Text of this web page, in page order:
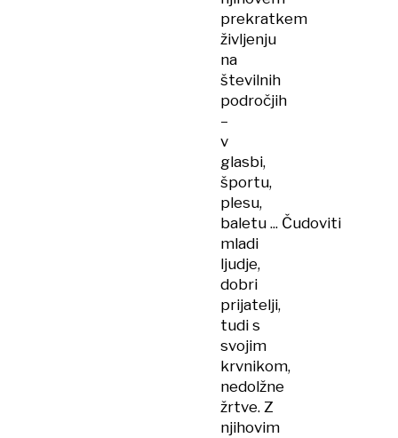
prekratkem
življenju
na
številnih
področjih
–
v
glasbi,
športu,
plesu,
baletu ... Čudoviti
mladi
ljudje,
dobri
prijatelji,
tudi s
svojim
krvnikom,
nedolžne
žrtve. Z
njihovim